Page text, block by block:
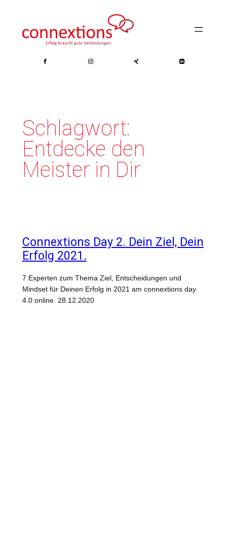
springen
Schlagwort:
Entdecke den
Meister in Dir
Connextions Day 2. Dein Ziel, Dein
Erfolg 2021.
7 Experten zum Thema Ziel, Entscheidungen und
Mindset für Deinen Erfolg in 2021 am connextions day
4.0 online. 28.12.2020